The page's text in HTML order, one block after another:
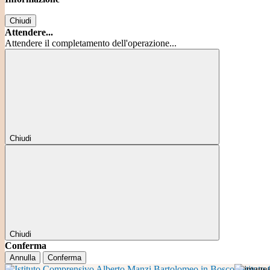
Chiudi
Attendere...
Attendere il completamento dell'operazione...
Chiudi
Chiudi
Conferma
Annulla Conferma